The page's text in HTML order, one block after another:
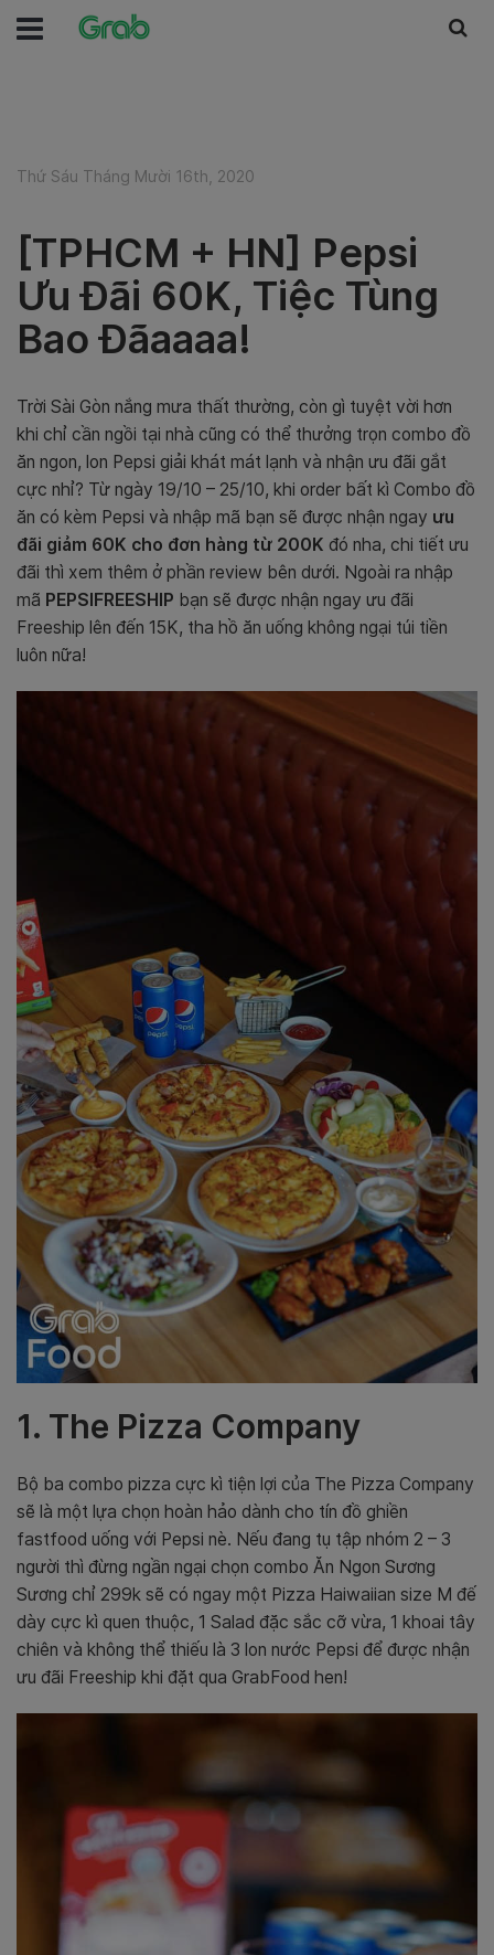
Thứ Sáu Tháng Mười 16th, 2020
[TPHCM + HN] Pepsi
Ưu Đãi 60K, Tiệc Tùng
Bao Đãaaaa!
Trời Sài Gòn nắng mưa thất thường, còn gì tuyệt vời hơn
khi chỉ cần ngồi tại nhà cũng có thể thưởng trọn combo đồ
ăn ngon, lon Pepsi giải khát mát lạnh và nhận ưu đãi gắt
cực nhỉ? Từ ngày 19/10 – 25/10, khi order bất kì Combo đồ
ăn có kèm Pepsi và nhập mã bạn sẽ được nhận ngay ưu
đãi giảm 60K cho đơn hàng từ 200K đó nha, chi tiết ưu
đãi thì xem thêm ở phần review bên dưới. Ngoài ra nhập
mã PEPSIFREESHIP bạn sẽ được nhận ngay ưu đãi
Freeship lên đến 15K, tha hồ ăn uống không ngại túi tiền
luôn nữa!
1. The Pizza Company
Bộ ba combo pizza cực kì tiện lợi của The Pizza Company
sẽ là một lựa chọn hoàn hảo dành cho tín đồ ghiền
fastfood uống với Pepsi nè. Nếu đang tụ tập nhóm 2 – 3
người thì đừng ngần ngại chọn combo Ăn Ngon Sương
Sương chỉ 299k sẽ có ngay một Pizza Haiwaiian size M đế
dày cực kì quen thuộc, 1 Salad đặc sắc cỡ vừa, 1 khoai tây
chiên và không thể thiếu là 3 lon nước Pepsi để được nhận
ưu đãi Freeship khi đặt qua GrabFood hen!